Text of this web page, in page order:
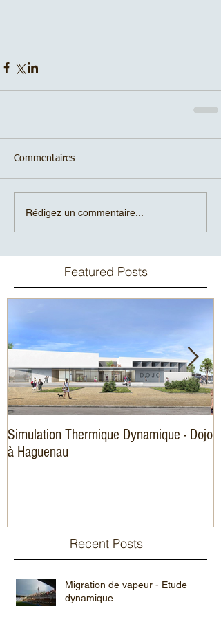
Commentaires
Rédigez un commentaire...
Featured Posts
Simulation Thermique Dynamique - Dojo
à Haguenau
Recent Posts
Migration de vapeur - Etude
dynamique